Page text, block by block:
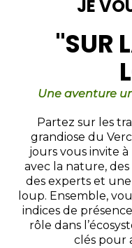
JE
"SUR
Une aventure
Partez sur les
grandiose du
jours vous invite
avec la nature,
des experts et
loup. Ensemble,
indices de
rôle dans
clés pour